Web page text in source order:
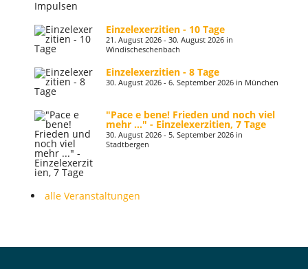
Einzelexerzitien - 10 Tage
21. August 2026 - 30. August 2026 in
Windischeschenbach
Einzelexerzitien - 8 Tage
30. August 2026 - 6. September 2026 in München
"Pace e bene! Frieden und noch viel
mehr ..." - Einzelexerzitien, 7 Tage
30. August 2026 - 5. September 2026 in
Stadtbergen
alle Veranstaltungen